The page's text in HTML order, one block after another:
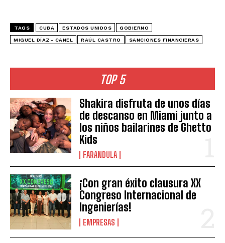
TOP 5
Shakira disfruta de unos días
de descanso en Miami junto a
los niños bailarines de Ghetto
Kids
FARANDULA
¡Con gran éxito clausura XX
Congreso Internacional de
Ingenierías!
EMPRESAS
TAGS CUBA ESTADOS UNIDOS GOBIERNO
MIGUEL DÍAZ- CANEL RAÚL CASTRO SANCIONES FINANCIERAS